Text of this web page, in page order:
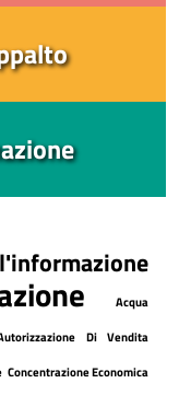
Acqua
Di Vendita
Concentrazione Economica